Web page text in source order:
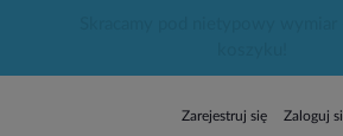
Zarejestruj się Zaloguj